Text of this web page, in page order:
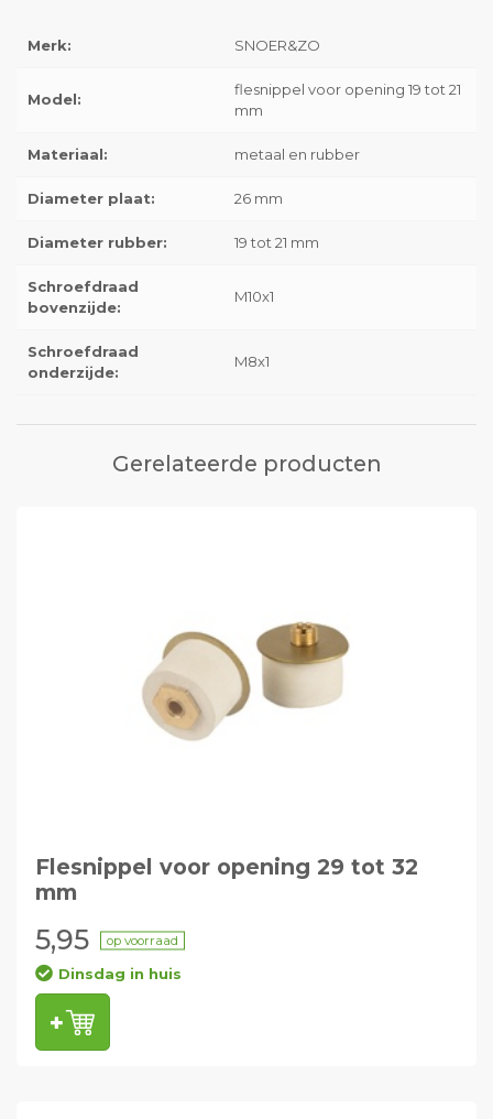
Merk: SNOER&ZO
Model:
flesnippel voor opening 19 tot 21
mm
Materiaal: metaal en rubber
Diameter plaat: 26 mm
Diameter rubber: 19 tot 21 mm
Schroefdraad
bovenzijde:
M10x1
Schroefdraad
onderzijde:
M8x1
Gerelateerde producten
Flesnippel voor opening 29 tot 32
mm
5,95 op voorraad
Dinsdag in huis